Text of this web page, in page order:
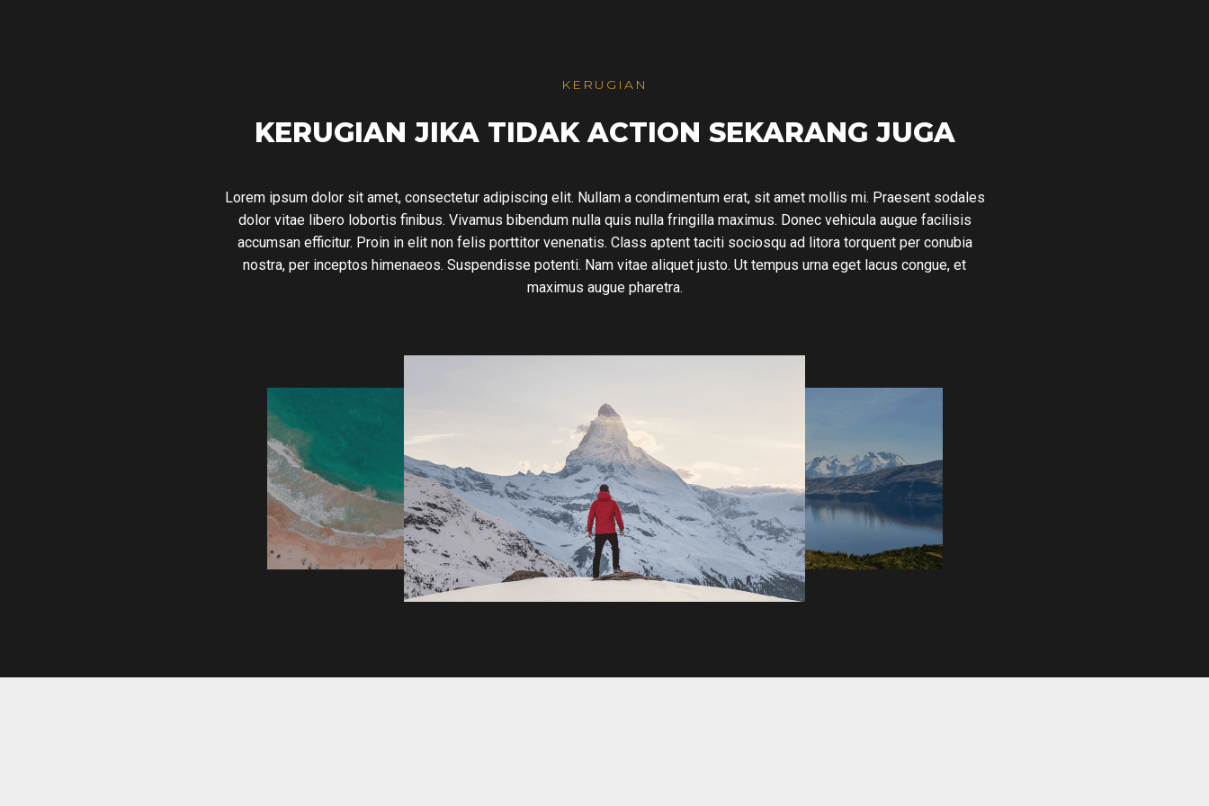
KERUGIAN
KERUGIAN JIKA TIDAK ACTION SEKARANG JUGA
Lorem ipsum dolor sit amet, consectetur adipiscing elit. Nullam a condimentum erat, sit amet mollis mi. Praesent sodales
dolor vitae libero lobortis finibus. Vivamus bibendum nulla quis nulla fringilla maximus. Donec vehicula augue facilisis
accumsan efficitur. Proin in elit non felis porttitor venenatis. Class aptent taciti sociosqu ad litora torquent per conubia
nostra, per inceptos himenaeos. Suspendisse potenti. Nam vitae aliquet justo. Ut tempus urna eget lacus congue, et
maximus augue pharetra.